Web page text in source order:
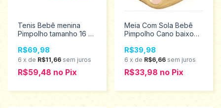
Tenis Bebê menina
Pimpolho tamanho 16 ao
R$69,98
6 x de R$11,66 sem juros
R$59,48 no Pix
Meia Com Sola Bebê
Pimpolho Cano baixo
0074270
R$39,98
6 x de R$6,66 sem juros
R$33,98 no Pix